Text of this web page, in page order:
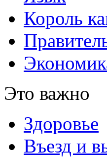
Король
Это важно
Здоровье
Въезд и